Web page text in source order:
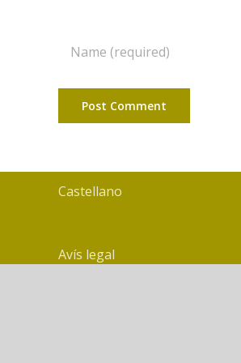
Castellano
Avís legal